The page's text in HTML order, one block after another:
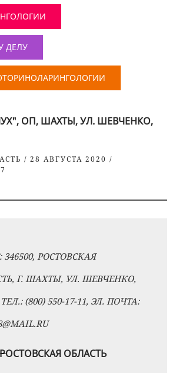
ДЕЛУ
ОП, ШАХТЫ, УЛ. ШЕВЧЕНКО,
/ 28 АВГУСТА 2020 /
346500, РОСТОВСКАЯ
Г. ШАХТЫ, УЛ. ШЕВЧЕНКО,
(800) 550-17-11, ЭЛ. ПОЧТА:
РОСТОВСКАЯ ОБЛАСТЬ